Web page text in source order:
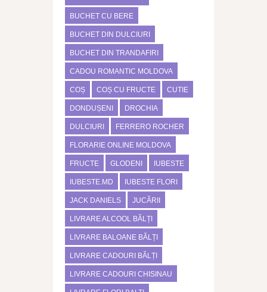
BUCHET CU BERE
BUCHET DIN DULCIURI
BUCHET DIN TRANDAFIRI
CADOU ROMANTIC MOLDOVA
COȘ COȘ CU FRUCTE CUTIE
DONDUȘENI DROCHIA
DULCIURI FERRERO ROCHER
FLORARIE ONLINE MOLDOVA
FRUCTE GLODENI IUBESTE
IUBESTE.MD IUBESTE FLORI
JACK DANIELS JUCĂRII
LIVRARE ALCOOL BĂLȚI
LIVRARE BALOANE BĂLȚI
LIVRARE CADOURI BĂLȚI
LIVRARE CADOURI CHISINAU